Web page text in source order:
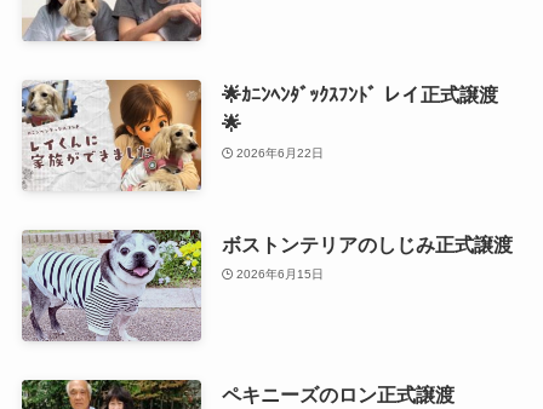
🌟ｶﾆﾝﾍﾝﾀﾞｯｸｽﾌﾝﾄﾞ レイ正式譲渡
🌟
2026年6月22日
ボストンテリアのしじみ正式譲渡
2026年6月15日
ペキニーズのロン正式譲渡